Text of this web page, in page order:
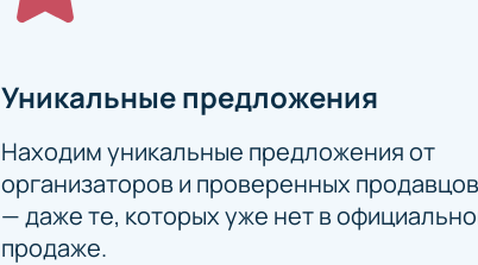
Уникальные предложения
Находим уникальные предложения от
организаторов и проверенных продавцов
— даже те, которых уже нет в
продаже.